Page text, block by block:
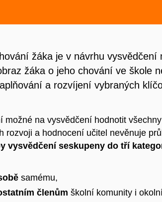
žáka je v návrhu
žáka o jeho chování ve škole
a rozvíjení vybraných
možné na vysvědčení hodnotit
rozvoji a hodnocení učitel nevěnuje
vysvědčení seskupeny do tří
samému,
členům školní komunity i